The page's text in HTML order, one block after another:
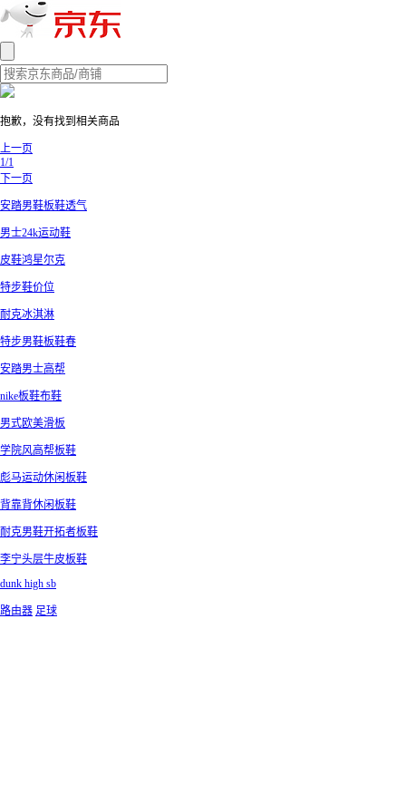
抱歉，没有找到相关商品
上一页
1/1
下一页
安踏男鞋板鞋透气
男士24k运动鞋
皮鞋鸿星尔克
特步鞋价位
耐克冰淇淋
特步男鞋板鞋春
安踏男士高帮
nike板鞋布鞋
男式欧美滑板
学院风高帮板鞋
彪马运动休闲板鞋
背靠背休闲板鞋
耐克男鞋开拓者板鞋
李宁头层牛皮板鞋
dunk high sb
路由器 足球